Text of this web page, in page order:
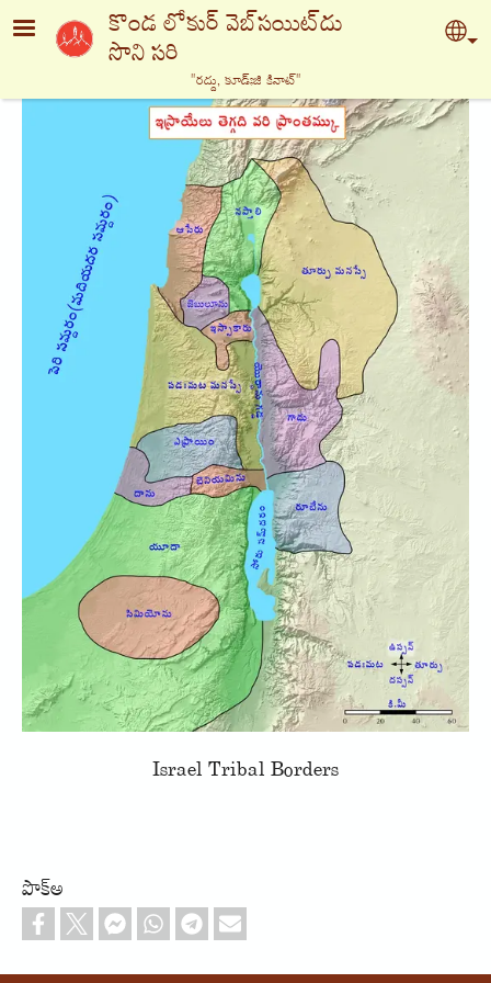
Skip to main contentకొండ లోకుర్ వెబ్‍సయిట్‍దు
సొని సరి
"రద్దు, కూడ్ఃజి కినాట్‍"
Israel Tribal Borders
పొక్అ